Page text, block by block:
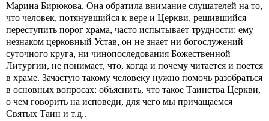
Марина Бирюкова. Она обратила внимание слушателей на то,
что человек, потянувшийся к вере и Церкви, решившийся
переступить порог храма, часто испытывает трудности: ему
незнаком церковный Устав, он не знает ни богослужений
суточного круга, ни чинопоследования Божественной
Литургии, не понимает, что, когда и почему читается и поется
в храме. Зачастую такому человеку нужно помочь разобраться
в основных вопросах: объяснить, что такое Таинства Церкви,
о чем говорить на исповеди, для чего мы причащаемся
Святых Таин и т.д..